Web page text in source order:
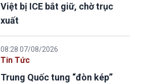
Việt bị ICE bắt giữ, chờ trục
xuất
08:28 07/08/2026
Tin Tức
Trung Quốc tung “đòn kép”